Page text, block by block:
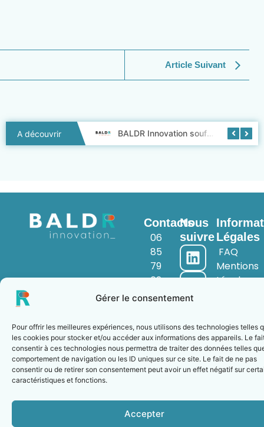
Gérer le consentement
Pour offrir les meilleures expériences, nous utilisons des technologies telles
les cookies pour stocker et/ou accéder aux informations des appareils. Le
consentir à ces technologies nous permettra de traiter des données telles
comportement de navigation ou les ID uniques sur ce site. Le fait de ne pas
consentir ou de retirer son consentement peut avoir un effet négatif sur
caractéristiques et fonctions.
Accepter
Article Suivant
A découvrir BALDR Innovation souffle ses 3 bougies !
Contacts
06
85
79
62
45
innovation.fr
Nous
suivreLégales
FAQ
Mentions
Légales
© 2024 BALDR Innovation - Tous droits réservés